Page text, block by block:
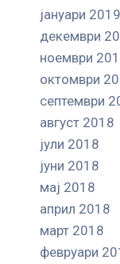
јануари 2019
декември
ноември
октомври
септември
август 2018
јули 2018
јуни 2018
мај 2018
април 2018
март 2018
февруари